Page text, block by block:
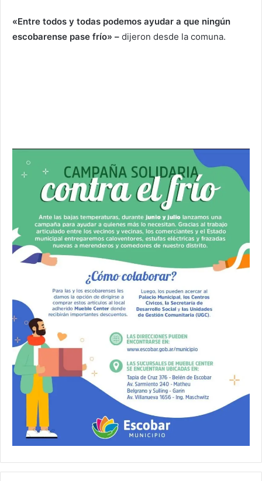
«Entre todos y todas podemos ayudar a que ningún
escobarense pase frío» – dijeron desde la comuna.